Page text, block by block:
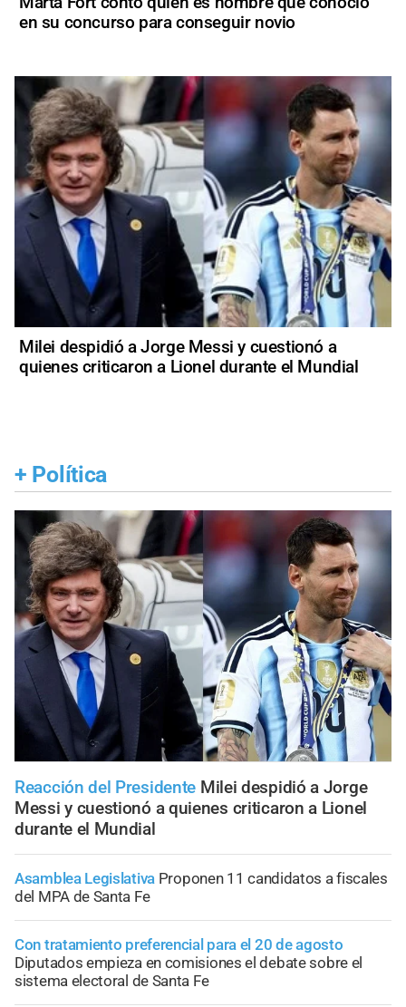
en su concurso para conseguir novio
Milei despidió a Jorge Messi y cuestionó a
quienes criticaron a Lionel durante el Mundial
+ Política
Reacción del Presidente Milei despidió a Jorge
Messi y cuestionó a quienes criticaron a Lionel
durante el Mundial
Asamblea Legislativa Proponen 11 candidatos a fiscales
del MPA de Santa Fe
Con tratamiento preferencial para el 20 de agosto
Diputados empieza en comisiones el debate sobre el
sistema electoral de Santa Fe